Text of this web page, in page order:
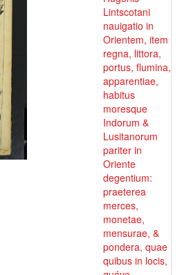
Lintscotani
nauigatio in
Orientem, item
regna, littora,
portus, flumina,
apparentiae,
habitus
moresque
Indorum &
Lusitanorum
pariter in
Oriente
degentium:
praeterea
merces,
monetae,
mensurae, &
pondera, quae
quibus in locis,